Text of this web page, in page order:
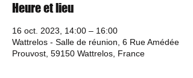
Heure et lieu
16 oct. 2023, 14:00 – 16:00
Wattrelos - Salle de réunion, 6 Rue Amédée
Prouvost, 59150 Wattrelos, France